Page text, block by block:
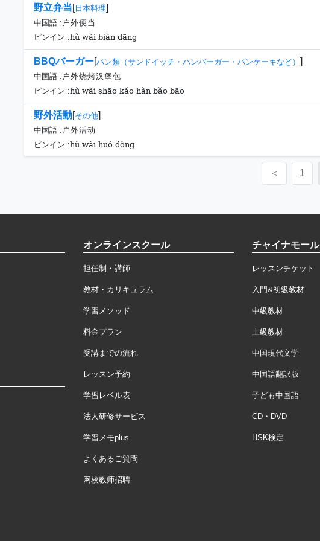
野立弁当[ 日本料理]
中国語 : 户外便当
ピンイン :hù wài biàn dāng
BBQバーガー[パン類（サンドイッチ・ハンバーガー・パンケーキなど） ]
中国語 : 户外烧烤汉堡包
ピンイン :hù wài shāo kǎo hàn bǎo bāo
野外活動[その他]
中国語 : 户外活动
ピンイン :hù wài huó dòng
＜ 1
オンラインスクール
担任制・講師
教材・カリキュラム
学習メソッド
料金プラン
受講までの流れ
レッスン予約
学習レベル表
法人研修サービス
学習メモplus
よくあるご質問
网校教师招聘
チャイナモール
レッスンチケット
入門&初級教材
中級教材
上級教材
中国現代文学
中国語翻訳版
子ども中国語
CD・DVD
HSK検定